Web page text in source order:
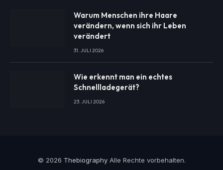
Warum Menschen ihre Haare
verändern, wenn sich ihr Leben
verändert
31. JULI 2026
Wie erkennt man ein echtes
Schnellladegerät?
23. JULI 2026
© 2026 ThebiographyAlle Rechte vorbehalten.